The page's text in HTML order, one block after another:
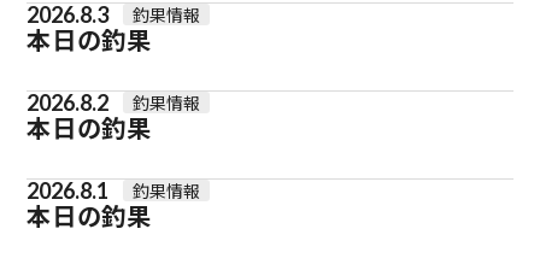
2026.8.3 釣果情報
本日の釣果
2026.8.2 釣果情報
本日の釣果
2026.8.1 釣果情報
本日の釣果